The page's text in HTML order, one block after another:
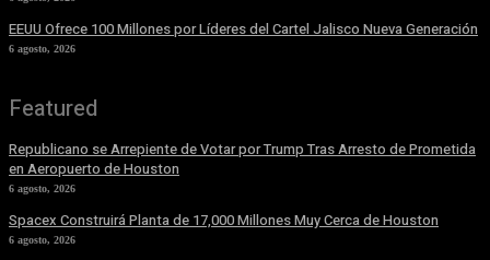
EEUU Ofrece 100 Millones por Líderes del Cartel Jalisco Nueva Generación
6 agosto, 2026
Featured
Republicano se Arrepiente de Votar por Trump Tras Arresto de Prometida
en Aeropuerto de Houston
6 agosto, 2026
Spacex Construirá Planta de 17,000 Millones Muy Cerca de Houston
6 agosto, 2026